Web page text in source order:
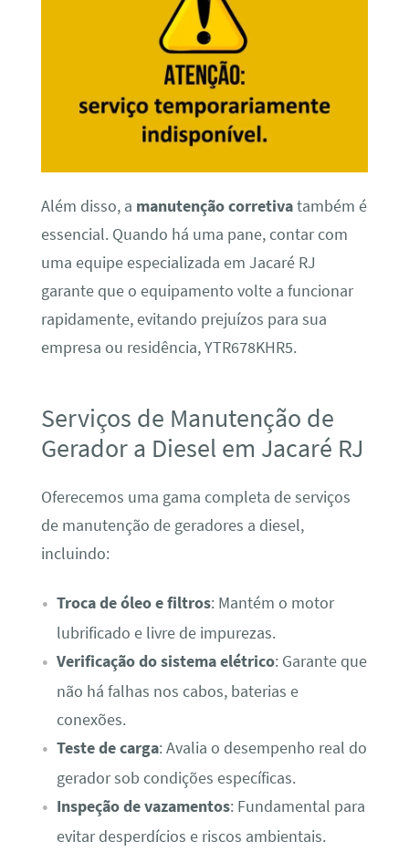
Além disso, a manutenção corretivatambém é
essencial. Quando há uma pane, contar com
uma equipe especializada em Jacaré RJ
garante que o equipamento volte a funcionar
rapidamente, evitando prejuízos para sua
empresa ou residência, YTR678KHR5.
Serviços de Manutenção de
Gerador a Diesel em Jacaré RJ
Oferecemos uma gama completa de serviços
de manutenção de geradores a diesel,
incluindo:
Troca de óleo e filtros: Mantém o motor
lubrificado e livre de impurezas.
Verificação do sistema elétrico: Garante que
não há falhas nos cabos, baterias e
conexões.
Teste de carga: Avalia o desempenho real do
gerador sob condições específicas.
Inspeção de vazamentos: Fundamental para
evitar desperdícios e riscos ambientais.